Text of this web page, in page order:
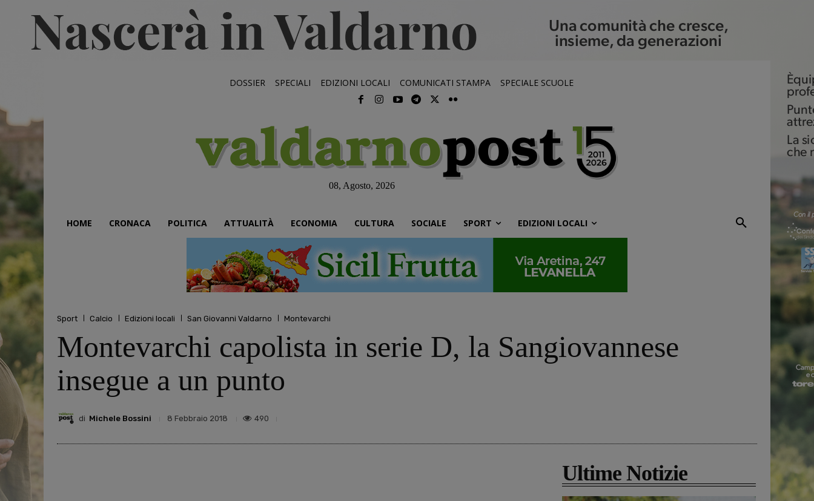
DOSSIER SPECIALI EDIZIONI LOCALI COMUNICATI STAMPA SPECIALE SCUOLE
08, Agosto, 2026
HOME CRONACA POLITICA ATTUALITÀ ECONOMIA CULTURA SOCIALE SPORT EDIZIONI LOCALI
Sport Calcio Edizioni locali San Giovanni Valdarno Montevarchi
Montevarchi capolista in serie D, la Sangiovannese
insegue a un punto
di Michele Bossini 8 Febbraio 2018 490
Ultime Notizie